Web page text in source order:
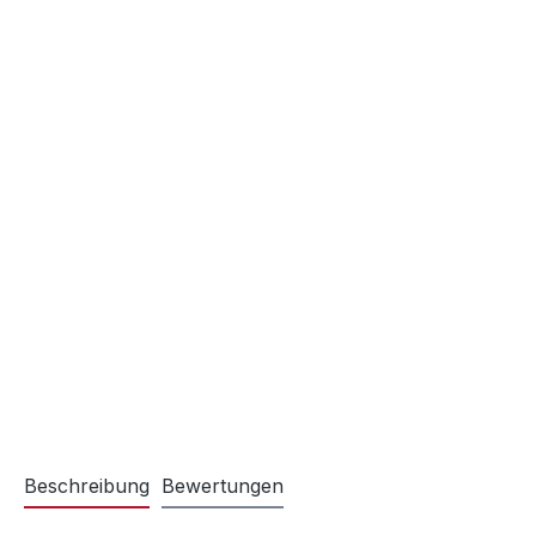
Beschreibung Bewertungen